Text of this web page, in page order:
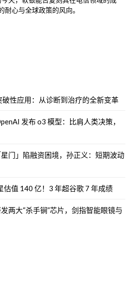
心与全球政策的风向。
性应用：从诊断到治疗的全新变革
发布 o3 模型：比肩人类决策，
门」陷融资困境，孙正义：短期波动
估值 140 亿！3 年超谷歌 7 年成绩
两大“杀手锏”芯片，剑指智能眼镜与